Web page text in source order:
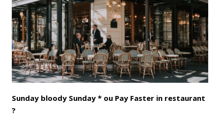
Email Facebook LinkedIn
Bluesky Whatsapp
Sunday bloody Sunday * ou Pay Faster in restaurant
?